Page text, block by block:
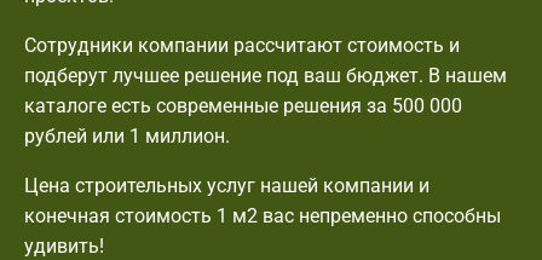
Сотрудники компании рассчитают стоимость и
подберут лучшее решение под ваш бюджет. В нашем
каталоге есть современные решения за 500 000
рублей или 1 миллион.
Цена строительных услуг нашей компании и
конечная стоимость 1 м2 вас непременно способны
удивить!